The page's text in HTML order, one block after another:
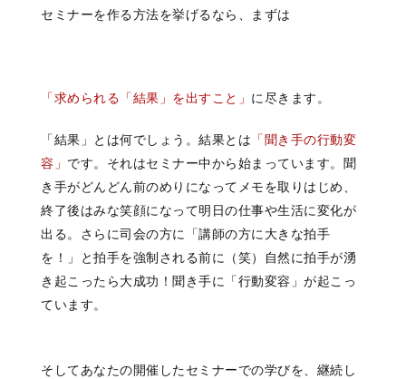
セミナーを作る方法を挙げるなら、まずは
「求められる「結果」を出すこと」 に尽きます。
「結果」とは何でしょう。結果とは 「聞き手の行動変
容」 です。それはセミナー中から始まっています。聞
き手がどんどん前のめりになってメモを取りはじめ、
終了後はみな笑顔になって明日の仕事や生活に変化が
出る。さらに司会の方に「講師の方に大きな拍手
を！」と拍手を強制される前に（笑）自然に拍手が湧
き起こったら大成功！聞き手に「行動変容」が起こっ
ています。
そしてあなたの開催したセミナーでの学びを、継続し